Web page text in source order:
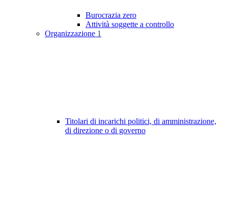
Burocrazia zero
Attività soggette a controllo
Organizzazione 1
Titolari di incarichi politici, di amministrazione,
di direzione o di governo